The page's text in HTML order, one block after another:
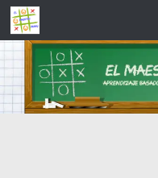
Saltar al contenido